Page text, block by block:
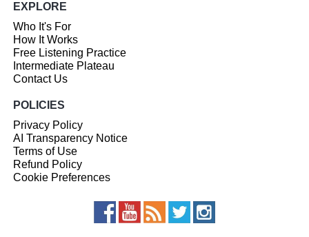
EXPLORE
Who It's For
How It Works
Free Listening Practice
Intermediate Plateau
Contact Us
POLICIES
Privacy Policy
AI Transparency Notice
Terms of Use
Refund Policy
Cookie Preferences